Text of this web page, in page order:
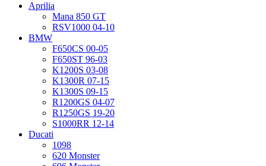
Aprilia
Mana 850 GT
RSV1000 04-10
BMW
F650CS 00-05
F650ST 96-03
K1200S 03-08
K1300R 07-15
K1300S 09-15
R1200GS 04-07
R1250GS 19-20
S1000RR 12-14
Ducati
1098
620 Monster